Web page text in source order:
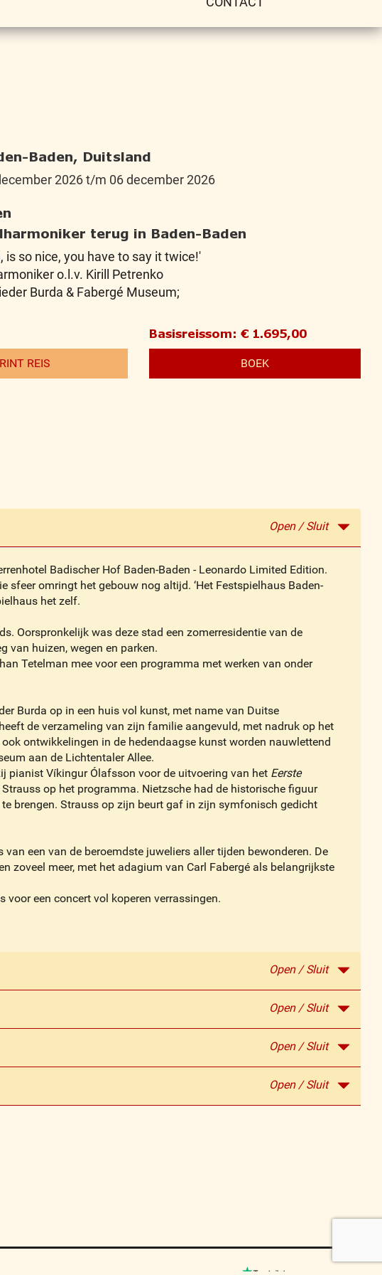
Baden, Duitsland
2026 t/m 06 december 2026
terug in Baden-Baden
is so nice, you have to say it twice!'
o.l.v. Kirill Petrenko
Burda & Fabergé Museum;
Basisreissom: € 1.695,00
REIS BOEK
Open / Sluit
Badischer Hof Baden-Baden - Leonardo Limited Edition.
omringt het gebouw nog altijd. ‘Het Festspielhaus Baden-
het zelf.
Oorspronkelijk was deze stad een zomerresidentie van de
van huizen, wegen en parken.
Tetelman mee voor een programma met werken van onder
Burda op in een huis vol kunst, met name van Duitse
de verzameling van zijn familie aangevuld, met nadruk op het
ontwikkelingen in de hedendaagse kunst worden nauwlettend
aan de Lichtentaler Allee.
pianist Víkingur Ólafsson voor de uitvoering van het Eerste
op het programma. Nietzsche had de historische figuur
brengen. Strauss op zijn beurt gaf in zijn symfonisch gedicht
een van de beroemdste juweliers aller tijden bewonderen. De
zoveel meer, met het adagium van Carl Fabergé als belangrijkste
een concert vol koperen verrassingen.
Open / Sluit
Open / Sluit
Open / Sluit
Open / Sluit